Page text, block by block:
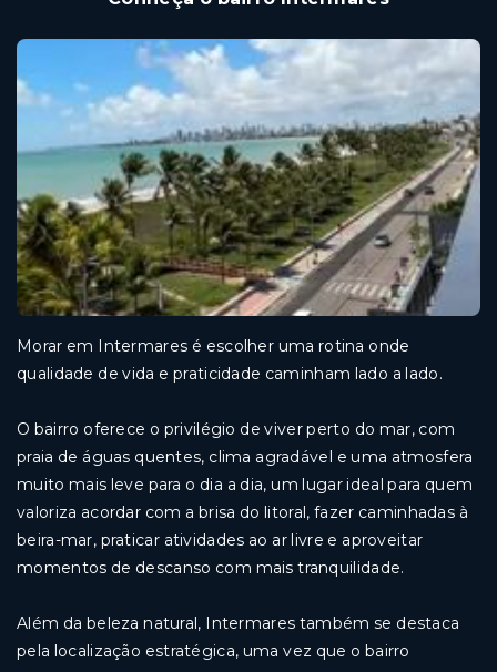
Morar em Intermares é escolher uma rotina onde
qualidade de vida e praticidade caminham lado a lado.
O bairro oferece o privilégio de viver perto do mar, com
praia de águas quentes, clima agradável e uma atmosfera
muito mais leve para o dia a dia, um lugar ideal para quem
valoriza acordar com a brisa do litoral, fazer caminhadas à
beira-mar, praticar atividades ao ar livre e aproveitar
momentos de descanso com mais tranquilidade.
Além da beleza natural, Intermares também se destaca
pela localização estratégica, uma vez que o bairro